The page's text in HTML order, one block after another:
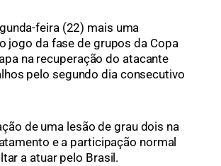
feira (22) mais uma
jogo da fase de grupos da Copa
na recuperação do atacante
pelo segundo dia consecutivo
de uma lesão de grau dois na
e a participação normal
a atuar pelo Brasil.